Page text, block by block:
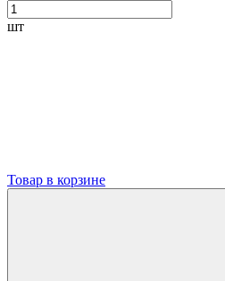
шт
Товар в корзине